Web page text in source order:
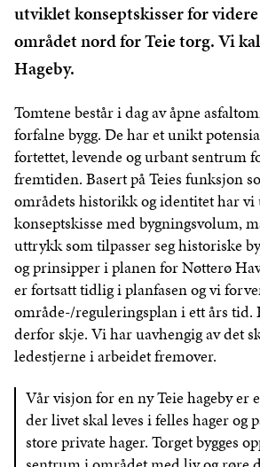
utviklet konseptskisser for
området nord for Teie torg. Vi
Hageby.
Tomtene består i dag av åpne
forfalne bygg. De har et unikt
fortettet, levende og urbant sentrum
fremtiden. Basert på Teies funksjon
områdets historikk og identitet har vi
konseptskisse med bygningsvolum,
uttrykk som tilpasser seg historiske
og prinsipper i planen for Nøtterø
er fortsatt tidlig i planfasen og vi
område-/reguleringsplan i ett års tid.
derfor skje. Vi har uavhengig av det
ledestjerne i arbeidet fremover.
Vår visjon for en ny Teie hageby er
der livet skal leves i felles hager og
store private hager. Torget bygges